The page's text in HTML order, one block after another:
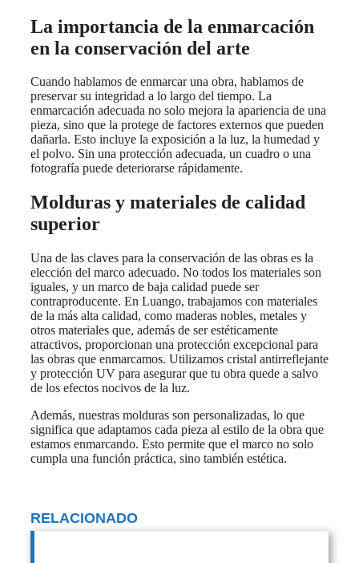
La importancia de la enmarcación
en la conservación del arte
Cuando hablamos de enmarcar una obra, hablamos de
preservar su integridad a lo largo del tiempo. La
enmarcación adecuada no solo mejora la apariencia de una
pieza, sino que la protege de factores externos que pueden
dañarla. Esto incluye la exposición a la luz, la humedad y
el polvo. Sin una protección adecuada, un cuadro o una
fotografía puede deteriorarse rápidamente.
Molduras y materiales de calidad
superior
Una de las claves para la conservación de las obras es la
elección del marco adecuado. No todos los materiales son
iguales, y un marco de baja calidad puede ser
contraproducente. En Luango, trabajamos con materiales
de la más alta calidad, como maderas nobles, metales y
otros materiales que, además de ser estéticamente
atractivos, proporcionan una protección excepcional para
las obras que enmarcamos. Utilizamos cristal antirreflejante
y protección UV para asegurar que tu obra quede a salvo
de los efectos nocivos de la luz.
Además, nuestras molduras son personalizadas, lo que
significa que adaptamos cada pieza al estilo de la obra que
estamos enmarcando. Esto permite que el marco no solo
cumpla una función práctica, sino también estética.
RELACIONADO